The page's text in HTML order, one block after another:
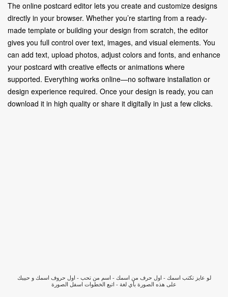
The online postcard editor lets you create and customize designs
directly in your browser. Whether you’re starting from a ready-
made template or building your design from scratch, the editor
gives you full control over text, images, and visual elements. You
can add text, upload photos, adjust colors and fonts, and enhance
your postcard with creative effects or animations where
supported. Everything works online—no software installation or
design experience required. Once your design is ready, you can
download it in high quality or share it digitally in just a few clicks.
لو عايز تكتب اسمك - اول حرف من اسمك - اسم من تحب - اول حروف اسمك و حبيبك
على هذه الصورة بأي لغة - اتبع الخطوات اسفل الصورة